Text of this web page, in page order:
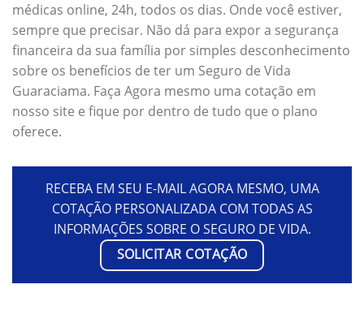
médicas online, 24h, todos os dias. Onde você estiver,
sempre que precisar. Não dá para expor a segurança
financeira da sua família por simples desconhecimento
sobre os benefícios de ter um Seguro de Vida
Guaraciama. Faça Agora mesmo uma cotação em
nosso site e fique por dentro de tudo que o plano
oferece.
RECEBA EM SEU E-MAIL AGORA MESMO, UMA
COTAÇÃO PERSONALIZADA COM TODAS AS
INFORMAÇÕES SOBRE O SEGURO DE VIDA.
SOLICITAR COTAÇÃO